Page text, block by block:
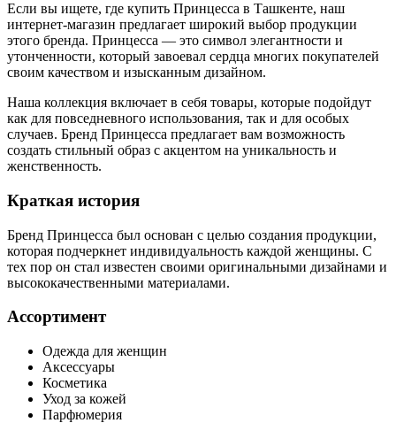
Если вы ищете, где купить Принцесса в Ташкенте, наш
интернет-магазин предлагает широкий выбор продукции
этого бренда. Принцесса — это символ элегантности и
утонченности, который завоевал сердца многих покупателей
своим качеством и изысканным дизайном.
Наша коллекция включает в себя товары, которые подойдут
как для повседневного использования, так и для особых
случаев. Бренд Принцесса предлагает вам возможность
создать стильный образ с акцентом на уникальность и
женственность.
Краткая история
Бренд Принцесса был основан с целью создания продукции,
которая подчеркнет индивидуальность каждой женщины. С
тех пор он стал известен своими оригинальными дизайнами и
высококачественными материалами.
Ассортимент
Одежда для женщин
Аксессуары
Косметика
Уход за кожей
Парфюмерия